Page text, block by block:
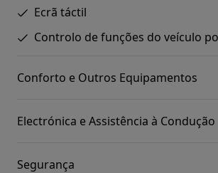
Ecrã táctil
Controlo de funções do veículo
Conforto e Outros Equipamentos
Electrónica e Assistência à Condução
Segurança